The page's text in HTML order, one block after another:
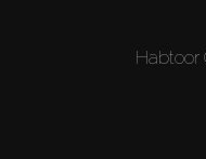
Habtoor